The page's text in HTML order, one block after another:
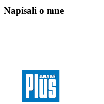
Napísali o mne